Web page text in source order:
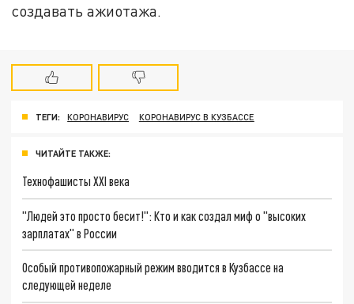
создавать ажиотажа.
ТЕГИ: КОРОНАВИРУС КОРОНАВИРУС В КУЗБАССЕ
ЧИТАЙТЕ ТАКЖЕ:
Технофашисты XXI века
"Людей это просто бесит!": Кто и как создал миф о "высоких
зарплатах" в России
Особый противопожарный режим вводится в Кузбассе на
следующей неделе